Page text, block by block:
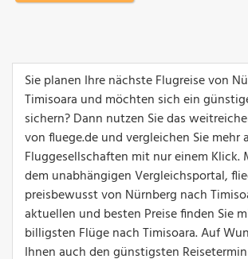
Sie planen Ihre nächste Flugreise von
Timisoara und möchten sich ein
sichern? Dann nutzen Sie das
von fluege.de und vergleichen Sie mehr
Fluggesellschaften mit nur einem Klick.
dem unabhängigen Vergleichsportal,
preisbewusst von Nürnberg nach
aktuellen und besten Preise finden Sie
billigsten Flüge nach Timisoara. Auf
Ihnen auch den günstigsten